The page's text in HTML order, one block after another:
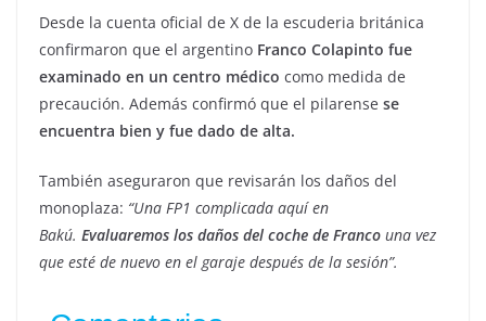
Desde la cuenta oficial de X de la escuderia británica
confirmaron que el argentino Franco Colapinto fue
examinado en un centro médico como medida de
precaución. Además confirmó que el pilarense se
encuentra bien y fue dado de alta.
También aseguraron que revisarán los daños del
monoplaza: “Una FP1 complicada aquí en
Bakú. Evaluaremos los daños del coche de Franco una vez
que esté de nuevo en el garaje después de la sesión”.